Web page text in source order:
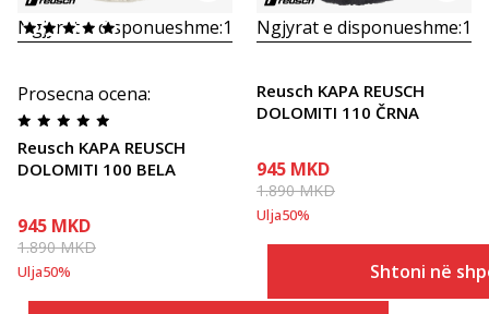
Ngjyrat e disponueshme:1
Prosecna ocena:
Reusch KAPA REUSCH
DOLOMITI 100 BELA
945 MKD
1.890MKD
Ulja50%
Ngjyrat e disponueshme:1
Reusch KAPA REUSCH
DOLOMITI 110 ČRNA
945 MKD
1.890MKD
Ulja50%
Shtoni në